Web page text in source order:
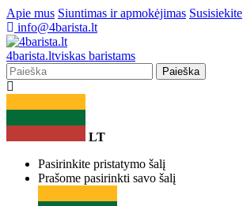
Apie mus Siuntimas ir apmokėjimas Susisiekite
info@4barista.lt
4barista.ltviskas baristams
Paieška
LT
Pasirinkite pristatymo šalį
Prašome pasirinkti savo šalį